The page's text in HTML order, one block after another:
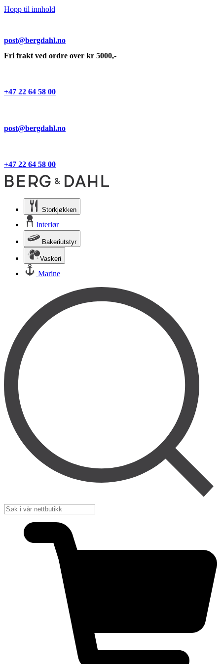
Hopp til innhold
post@bergdahl.no
Fri frakt ved ordre over kr 5000,-
+47 22 64 58 00
post@bergdahl.no
+47 22 64 58 00
Storkjøkken
Interiør
Bakeriutstyr
Vaskeri
Marine